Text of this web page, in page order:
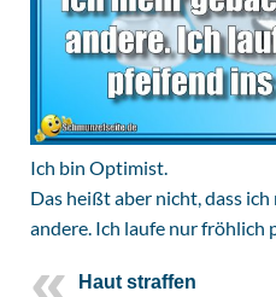
Ich bin Optimist.
Das heißt aber nicht, dass
andere. Ich laufe nur fröhlich
Haut straffen